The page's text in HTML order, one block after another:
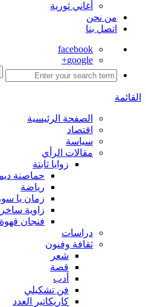
أغاني ثورية
من نحن
اتصل بنا
facebook
google+
القائمة
الصفحة الرئيسية
اقتصاد
سياسة
مقالات الرأي
زوايا ثابتة
حماصنة
رياضة
زمان يا
زاوية
فنجان قهوة
دراسات
ثقافة وفنون
شعر
قصة
أدب
فن تشكيلي
كاريكاتير العدد